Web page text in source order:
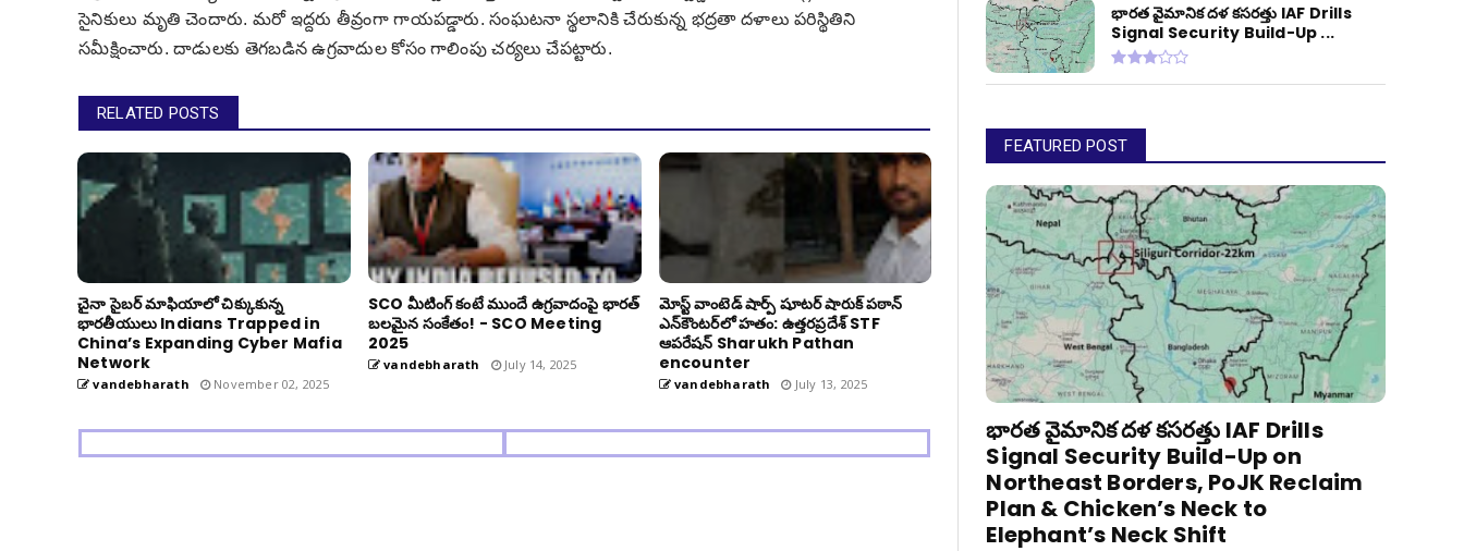
సైనికులు మృతి చెందారు. మరో ఇద్దరు తీవ్రంగా గాయపడ్డారు. సంఘటనా స్థలానికి చేరుకున్న భద్రతా దళాలు పరిస్థితిని
సమీక్షించారు. దాడులకు తెగబడిన ఉగ్రవాదుల కోసం గాలింపు చర్యలు చేపట్టారు.
RELATED POSTS
చైనా సైబర్ మాఫియాలో చిక్కుకున్న
భారతీయులు Indians Trapped in
China’s Expanding Cyber Mafia
Network
vandebharath November 02, 2025
SCO మీటింగ్ కంటే ముందే ఉగ్రవాదంపై భారత్
బలమైన సంకేతం! - SCO Meeting
2025
vandebharath July 14, 2025
మోస్ట్ వాంటెడ్ షార్ప్ షూటర్ షారుక్ పఠాన్
ఎన్‌కౌంటర్‌లో హతం: ఉత్తరప్రదేశ్ STF
ఆపరేషన్ Sharukh Pathan
encounter
vandebharath July 13, 2025
భారత వైమానిక దళ కసరత్తు IAF Drills
Signal Security Build-Up ...
FEATURED POST
భారత వైమానిక దళ కసరత్తు IAF Drills
Signal Security Build-Up on
Northeast Borders, PoJK Reclaim
Plan & Chicken’s Neck to
Elephant’s Neck Shift